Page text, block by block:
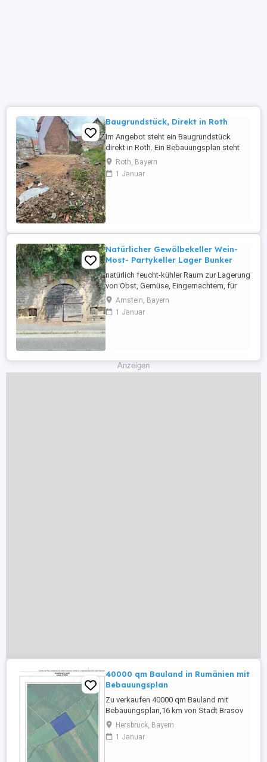
Baugrundstück, Direkt in Roth
Im Angebot steht ein Baugrundstück
direkt in Roth. Ein Bebauungsplan steht
bereits, kann aber noch geändert werden.
Wohnhaus mit 3 Ebenen und einer Garage.
Näheres unter mail(a)erdemir.cc
Roth, Bayern
1 Januar
Natürlicher Gewölbekeller Wein-
Most- Partykeller Lager Bunker
natürlich feucht-kühler Raum zur Lagerung
von Obst, Gemüse, Eingemachtem, für
eine natürliche Käsereifung (Käserei)
Gewölbe, Naturklima für die fachgerechte
Weinlagerung Auch als Partykeller,
Apfelmost, ...
Arnstein, Bayern
1 Januar
Anzeigen
40000 qm Bauland in Rumänien mit
Bebauungsplan
Zu verkaufen 40000 qm Bauland mit
Bebauungsplan,16 km von Stadt Brasov
und 14 km von Flughafen Brasov-Ghimbav
entfernt. Das Baugrundstück liegt im
Radius Gemeinde Halchiu, Kreis Brasov
Hersbruck, Bayern
1 Januar